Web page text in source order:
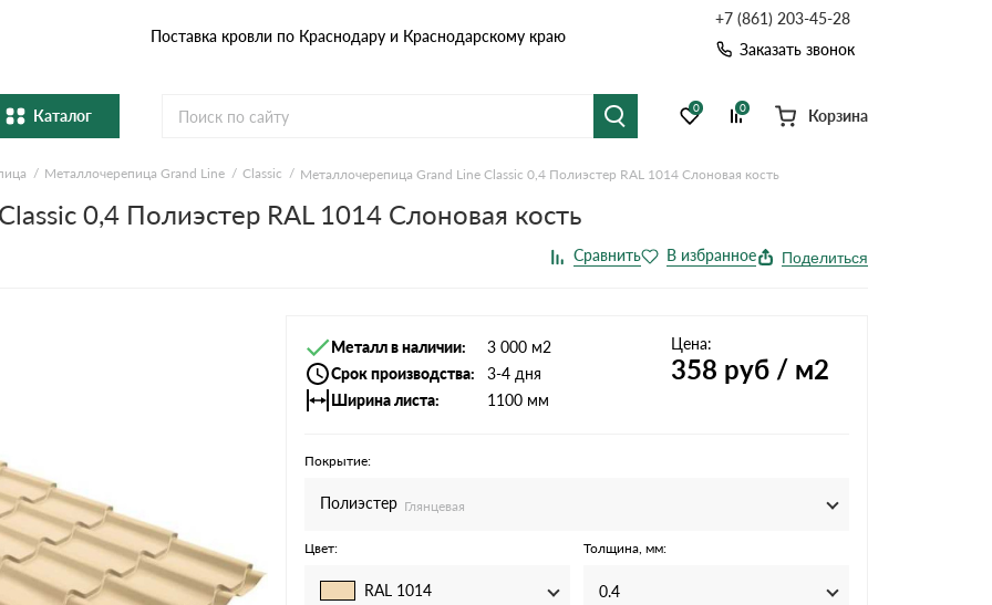
Поставка кровли по Краснодару и Краснодарскому краю
+7 (861) 203-45-28
Заказать звонок
Каталог
Металлочерепица Гибкая черепица Рулонная кровля
Натуральная керамическая
Ондулин Смарт
0 0 Корзина
Металлочерепица Grand Line Classic Металлочерепица Grand Line Classic 0,4 Полиэстер RAL 1014 Слоновая кость
0,4 Полиэстер RAL 1014 Слоновая кость
Поделиться
Металл в наличии
3 000 м2
Срок производства
3-4 дня
Ширина листа
1100 мм
Цена:
358 руб / м2
Покрытие:
Полиэстер Глянцевая
Цвет:
RAL 1014
Толщина, мм:
0.4